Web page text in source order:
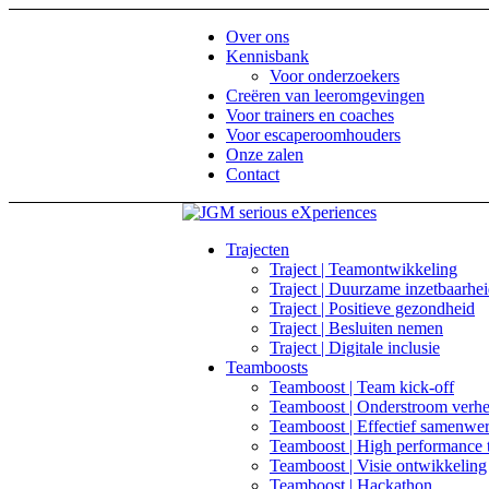
Over ons
Kennisbank
Voor onderzoekers
Creëren van leeromgevingen
Voor trainers en coaches
Voor escaperoomhouders
Onze zalen
Contact
Trajecten
Traject | Teamontwikkeling
Traject | Duurzame
Traject | Positieve gezondheid
Traject | Besluiten nemen
Traject | Digitale inclusie
Teamboosts
Teamboost | Team kick-off
Teamboost | Onderstroom
Teamboost | Effectief
Teamboost | High performance
Teamboost | Visie ontwikkeling
Teamboost | Hackathon